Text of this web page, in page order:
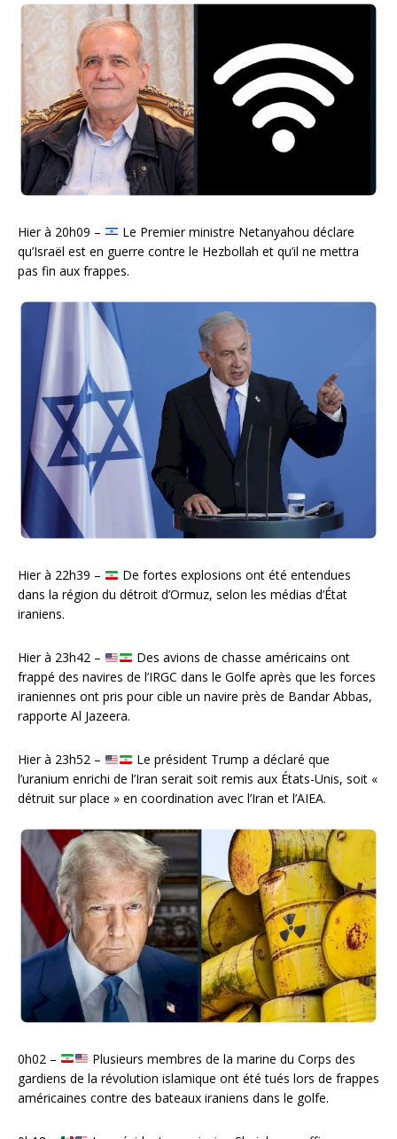
Hier à 20h09 –
Le Premier ministre Netanyahou déclare
qu’Israël est en guerre contre le Hezbollah et qu’il ne mettra
pas fin aux frappes.
Hier à 22h39 –
De fortes explosions ont été entendues
dans la région du détroit d’Ormuz, selon les médias d’État
iraniens.
Hier à 23h42 –
Des avions de chasse américains ont
frappé des navires de l’IRGC dans le Golfe après que les forces
iraniennes ont pris pour cible un navire près de Bandar Abbas,
rapporte Al Jazeera.
Hier à 23h52 –
Le président Trump a déclaré que
l’uranium enrichi de l’Iran serait soit remis aux États-Unis, soit «
détruit sur place » en coordination avec l’Iran et l’AIEA.
0h02 –
Plusieurs membres de la marine du Corps des
gardiens de la révolution islamique ont été tués lors de frappes
américaines contre des bateaux iraniens dans le golfe.